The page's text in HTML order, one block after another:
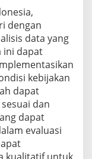
dengan
data yang
ini dapat
kebijakan
dapat
dan
dapat
evaluasi